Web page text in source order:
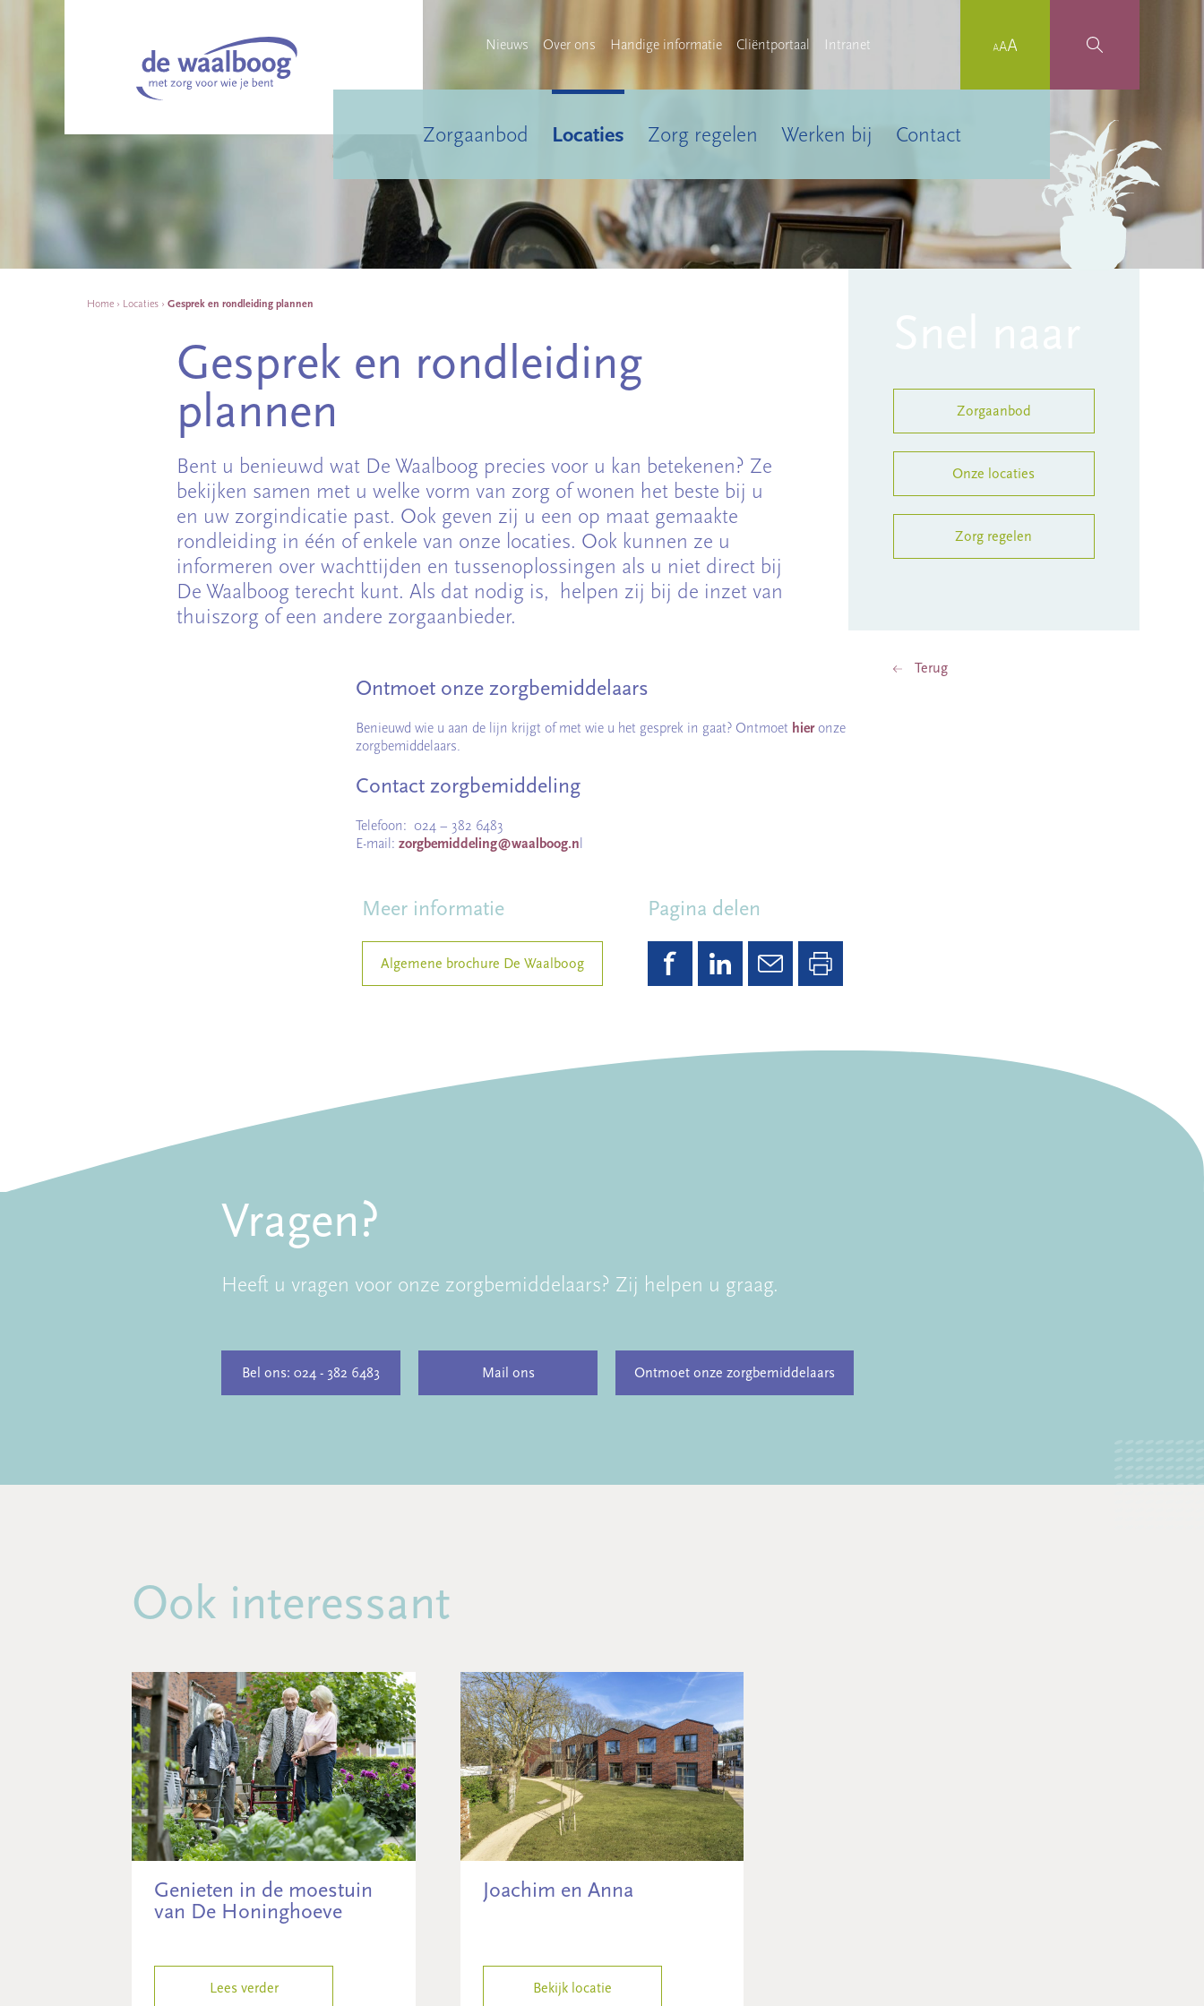
Nieuws Over ons Handige informatie Cliëntportaal Intranet
Zorgaanbod Locaties Zorg regelen Werken bij Contact
Home › Locaties › Gesprek en rondleiding plannen
Gesprek en rondleiding
plannen
Bent u benieuwd wat De Waalboog precies voor u kan betekenen? Ze
bekijken samen met u welke vorm van zorg of wonen het beste bij u
en uw zorgindicatie past. Ook geven zij u een op maat gemaakte
rondleiding in één of enkele van onze locaties. Ook kunnen ze u
informeren over wachttijden en tussenoplossingen als u niet direct bij
De Waalboog terecht kunt. Als dat nodig is, helpen zij bij de inzet van
thuiszorg of een andere zorgaanbieder.
Ontmoet onze zorgbemiddelaars
Benieuwd wie u aan de lijn krijgt of met wie u het gesprek in gaat? Ontmoet hieronze
zorgbemiddelaars.
Contact zorgbemiddeling
Telefoon: 024 – 382 6483
E-mail: zorgbemiddeling@waalboog.n
Zorgaanbod
Onze locaties
Zorg regelen
Terug
Meer informatie
Algemene brochure De Waalboog
Pagina delen
Vragen?
Heeft u vragen voor onze zorgbemiddelaars? Zij helpen u graag.
Bel ons: 024 - 382 6483 Mail ons Ontmoet onze zorgbemiddelaars
Ook interessant
Genieten in de moestuin
van De Honinghoeve
Lees verder
Joachim en Anna
Bekijk locatie